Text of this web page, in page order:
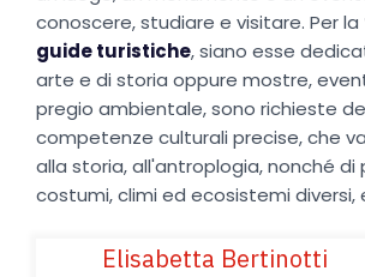
conoscere, studiare e visitare. Per la
guide turistiche, siano esse
arte e di storia oppure mostre,
pregio ambientale, sono richieste
competenze culturali precise, che
alla storia, all'antroplogia, nonché di
costumi, climi ed ecosistemi diversi,
Elisabetta Bertinotti